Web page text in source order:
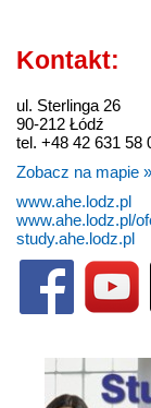
Kontakt:
ul. Sterlinga 26
90-212 Łódź
tel. +48 42 631 58
Zobacz na mapie »
www.ahe.lodz.pl
www.ahe.lodz.pl/
study.ahe.lodz.pl